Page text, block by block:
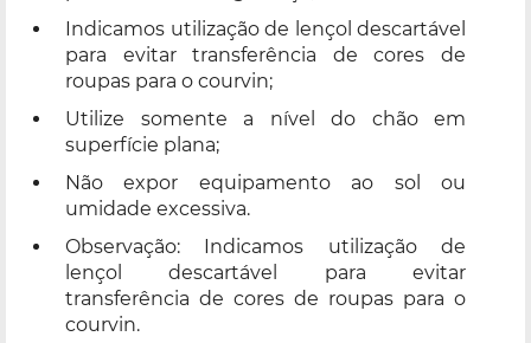
Indicamos utilização de lençol descartável
para evitar transferência de cores de
roupas para o courvin;
Utilize somente a nível do chão em
superfície plana;
Não expor equipamento ao sol ou
umidade excessiva.
Observação: Indicamos utilização de
lençol descartável para evitar
transferência de cores de roupas para o
courvin.